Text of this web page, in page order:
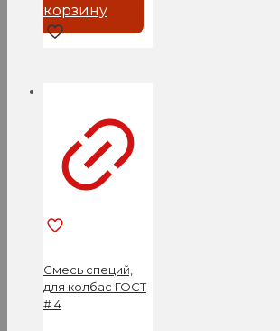
корзину
Смесь специй,
для колбас ГОСТ
# 4